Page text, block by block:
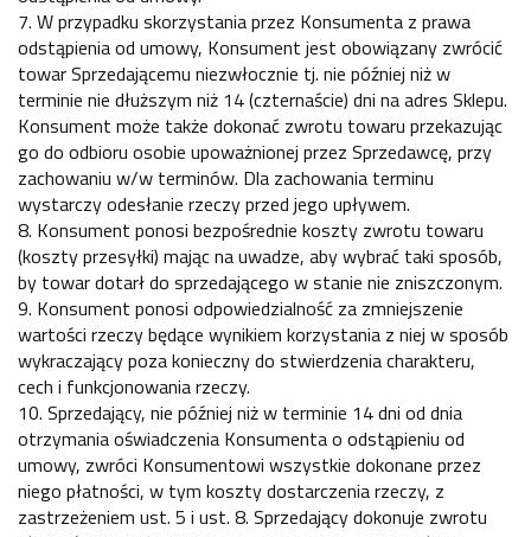
7. W przypadku skorzystania przez Konsumenta z prawa
odstąpienia od umowy, Konsument jest obowiązany zwrócić
towar Sprzedającemu niezwłocznie tj. nie później niż w
terminie nie dłuższym niż 14 (czternaście) dni na adres Sklepu.
Konsument może także dokonać zwrotu towaru przekazując
go do odbioru osobie upoważnionej przez Sprzedawcę, przy
zachowaniu w/w terminów. Dla zachowania terminu
wystarczy odesłanie rzeczy przed jego upływem.
8. Konsument ponosi bezpośrednie koszty zwrotu towaru
(koszty przesyłki) mając na uwadze, aby wybrać taki sposób,
by towar dotarł do sprzedającego w stanie nie zniszczonym.
9. Konsument ponosi odpowiedzialność za zmniejszenie
wartości rzeczy będące wynikiem korzystania z niej w sposób
wykraczający poza konieczny do stwierdzenia charakteru,
cech i funkcjonowania rzeczy.
10. Sprzedający, nie później niż w terminie 14 dni od dnia
otrzymania oświadczenia Konsumenta o odstąpieniu od
umowy, zwróci Konsumentowi wszystkie dokonane przez
niego płatności, w tym koszty dostarczenia rzeczy, z
zastrzeżeniem ust. 5 i ust. 8. Sprzedający dokonuje zwrotu